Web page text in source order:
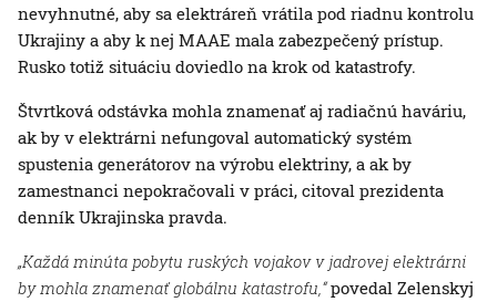
nevyhnutné, aby sa elektráreň vrátila pod riadnu kontrolu
Ukrajiny a aby k nej MAAE mala zabezpečený prístup.
Rusko totiž situáciu doviedlo na krok od katastrofy.
Štvrtková odstávka mohla znamenať aj radiačnú haváriu,
ak by v elektrárni nefungoval automatický systém
spustenia generátorov na výrobu elektriny, a ak by
zamestnanci nepokračovali v práci, citoval prezidenta
denník Ukrajinska pravda.
„Každá minúta pobytu ruských vojakov v jadrovej elektrárni
by mohla znamenať globálnu katastrofu,“povedal Zelenskyj